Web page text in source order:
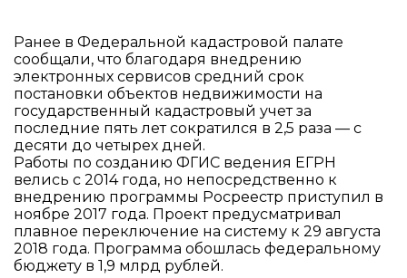
Ранее в Федеральной кадастровой палате
сообщали, что благодаря внедрению
электронных сервисов средний срок
постановки объектов недвижимости на
государственный кадастровый учет за
последние пять лет сократился в 2,5 раза — с
десяти до четырех дней.
Работы по созданию ФГИС ведения ЕГРН
велись с 2014 года, но непосредственно к
внедрению программы Росреестр приступил в
ноябре 2017 года. Проект предусматривал
плавное переключение на систему к 29 августа
2018 года. Программа обошлась федеральному
бюджету в 1,9 млрд рублей.